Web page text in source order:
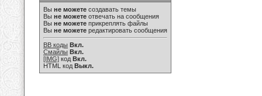
Вы не можете создавать темы
Вы не можете отвечать на сообщения
Вы не можете прикреплять файлы
Вы не можете редактировать сообщения
BB коды Вкл.
Смайлы Вкл.
[IMG] код Вкл.
HTML код Выкл.